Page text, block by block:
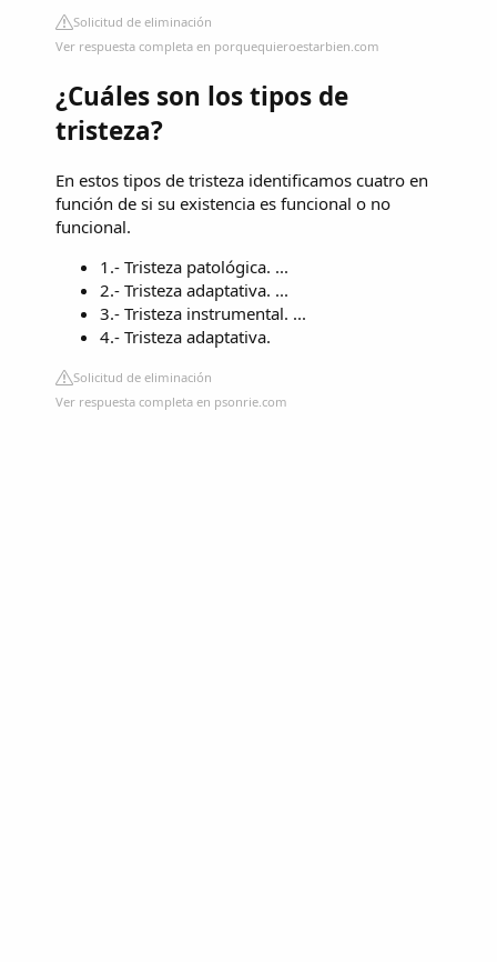
Solicitud de eliminación
Ver respuesta completa en porquequieroestarbien.com
¿Cuáles son los tipos de
tristeza?
En estos tipos de tristeza identificamos cuatro en
función de si su existencia es funcional o no
funcional.
1.- Tristeza patológica. ...
2.- Tristeza adaptativa. ...
3.- Tristeza instrumental. ...
4.- Tristeza adaptativa.
Solicitud de eliminación
Ver respuesta completa en psonrie.com